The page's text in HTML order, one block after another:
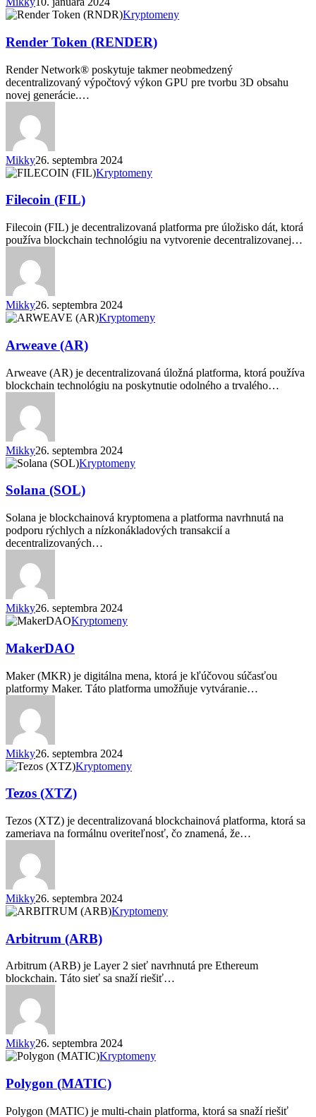
Render
(RENDER)
Kryptomeny
Render Token (RENDER)
Render Network® poskytuje takmer neobmedzený
decentralizovaný výpočtový výkon GPU pre tvorbu 3D obsahu
novej generácie.…
Mikky26. septembra 2024
Filecoin
Kryptomeny
Filecoin (FIL)
Filecoin (FIL) je decentralizovaná platforma pre úložisko dát, ktorá
používa blockchain technológiu na vytvorenie decentralizovanej…
Mikky26. septembra 2024
Arweave
Kryptomeny
Arweave (AR)
Arweave (AR) je decentralizovaná úložná platforma, ktorá používa
blockchain technológiu na poskytnutie odolného a trvalého…
Mikky26. septembra 2024
Solana
Kryptomeny
Solana (SOL)
Solana je blockchainová kryptomena a platforma navrhnutá na
podporu rýchlych a nízkonákladových transakcií a
decentralizovaných…
Mikky26. septembra 2024
MakerDAO
Kryptomeny
MakerDAO
Maker (MKR) je digitálna mena, ktorá je kľúčovou súčasťou
platformy Maker. Táto platforma umožňuje vytváranie…
Mikky26. septembra 2024
Tezos
Kryptomeny
Tezos (XTZ)
Tezos (XTZ) je decentralizovaná blockchainová platforma, ktorá sa
zameriava na formálnu overiteľnosť, čo znamená, že…
Mikky26. septembra 2024
Arbitrum
Kryptomeny
Arbitrum (ARB)
Arbitrum (ARB) je Layer 2 sieť navrhnutá pre Ethereum
blockchain. Táto sieť sa snaží riešiť…
Mikky26. septembra 2024
Polygon
Kryptomeny
Polygon (MATIC)
Polygon (MATIC) je multi-chain platforma, ktorá sa snaží riešiť